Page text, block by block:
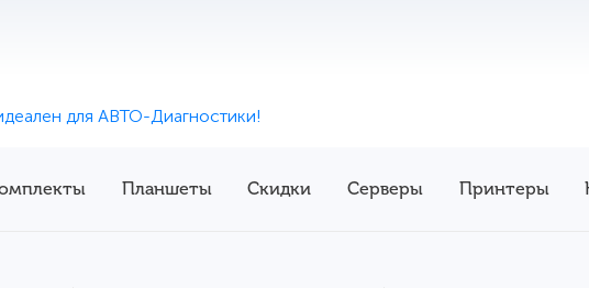
для АВТО-Диагностики!
Планшеты Скидки Серверы Принтеры